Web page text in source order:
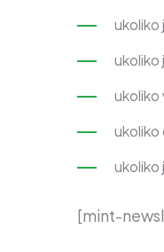
ukoliko
ukoliko
ukoliko
ukoliko
[mint-